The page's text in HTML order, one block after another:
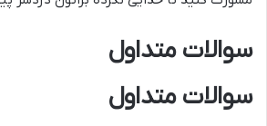
سوالات متداول
سوالات متداول